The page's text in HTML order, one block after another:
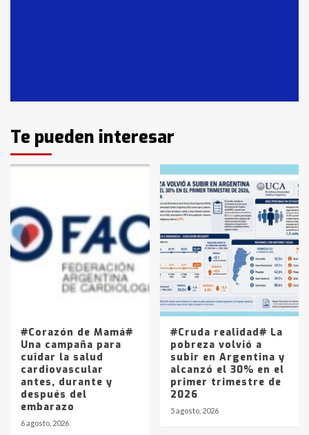
3
Identidad de los adolescentes
pampeanos que fueron
en la mañana del lunes
4
Accidente en Ruta 5: falleció un
joven de Trenque Lauquen
Los precios de los combustibles en
La Pampa, desde YPF hasta Axion
entre 857 a 1338 pesos
Te pueden interesar
#Corazón de Mamá#
Una campaña para
cuidar la salud
cardiovascular
antes, durante y
después del
embarazo
6 agosto, 2026
#Cruda realidad# La
pobreza volvió a
subir en Argentina y
alcanzó el 30% en el
primer trimestre de
2026
5 agosto, 2026